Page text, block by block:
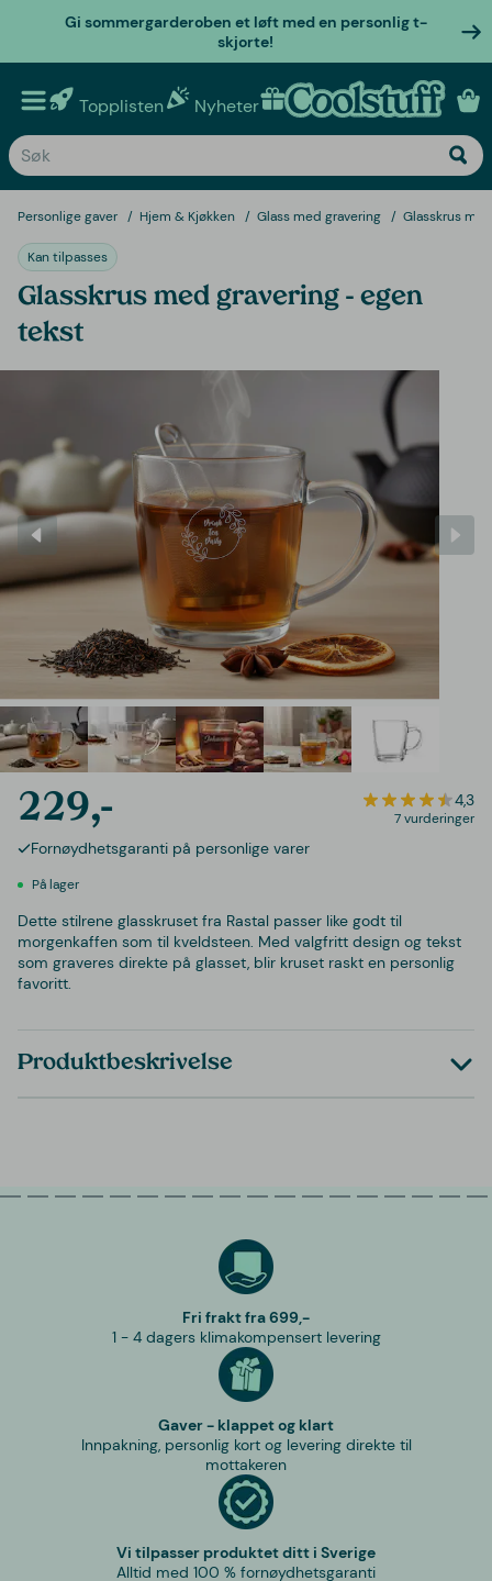
Gi sommergarderoben et løft med en personlig t-
skjorte!
Topplisten Nyheter Personlige gaver
Personlige gaver Hjem & Kjøkken Glass med gravering Glasskrus
Kan tilpasses
Glasskrus med gravering - egen
tekst
229,- 4,3
7 vurderinger
Fornøydhetsgaranti på personlige varer
På lager
Dette stilrene glasskruset fra Rastal passer like godt til
morgenkaffen som til kveldsteen. Med valgfritt design og tekst
som graveres direkte på glasset, blir kruset raskt en personlig
favoritt.
Produktbeskrivelse
Fri frakt fra 699,-
1 - 4 dagers klimakompensert levering
Gaver - klappet og klart
Innpakning, personlig kort og levering direkte til
mottakeren
Vi tilpasser produktet ditt i Sverige
Alltid med 100 % fornøydhetsgaranti